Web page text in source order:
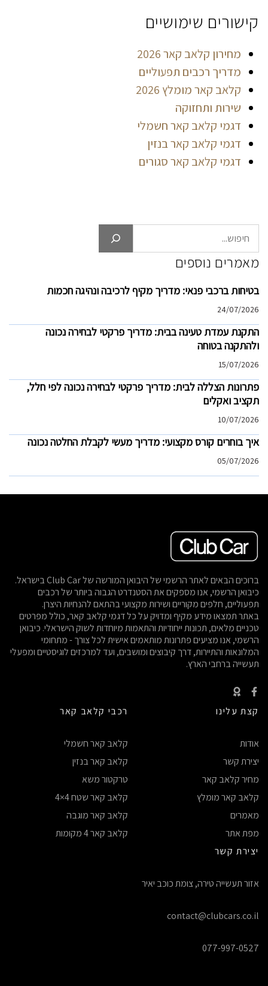
קישורים שימושיים
מחירון קלאב קאר 2026
מדריך רכבים תפעוליים
קלאב קאר מומלץ 2026
שירות ותחזוקה
דגמי קלאב קאר חשמלי
דגמי קלאב קאר בנזין
דגמי קלאב קאר סגורים
חיפוש
מאמרים נוספים
בטיחות ברכבי פנאי: מדריך מקיף לרכיבה ונהיגה חכמות
24/07/2026
התקנת עמדת טעינה בבית: מדריך פרקטי לבחירה נכונה
ולהתקנה בטוחה
15/07/2026
פתרונות הצללה לבית: מדריך פרקטי לבחירה נכונה לפי חלל,
תקציב ואקלים
10/07/2026
איך בוחרים קורס מקצועי: מדריך מעשי לקבלת החלטה נכונה
05/07/2026
ברוכים הבאים לאתר הרשמי של היבואן המורשה של Club Car בישראל.
כיבואן הרשמי, אנו מספקים את הסטנדרט הגבוה ביותר של רכבים
תפעוליים, חלפים מקוריים ושירות מקצועי בהתאם להנחיות היצרן.
באתר תמצאו מידע מקיף ומדויק על כל דגמי קלאב קאר, כולל מפרטים
טכניים מלאים, תכונות ייחודיות והתאמות מיוחדות לשוק הישראלי. כיבואן
הרשמי, אנו מציעים פתרונות מותאמים אישית לכל צורך - מתחומי
המלונאות והתיירות, דרך קיבוצים ומושבים, ועד למרכזים לוגיסטיים ומפעלי
תעשייה ברחבי הארץ.
קצת עלינו
אודות
יצירת קשר
מחיר קלאב קאר
קלאב קאר מומלץ
מאמרים
מפת אתר
רכבי קלאב קאר
קלאב קאר חשמלי
קלאב קאר בנזין
טרקטור משא
קלאב קאר שטח 4×4
קלאב קאר מוגבה
קלאב קאר 4 מקומות
יצירת קשר
אזור תעשייה טירה, צומת כוכב יאיר
contact@clubcars.co.il
077-997-0527